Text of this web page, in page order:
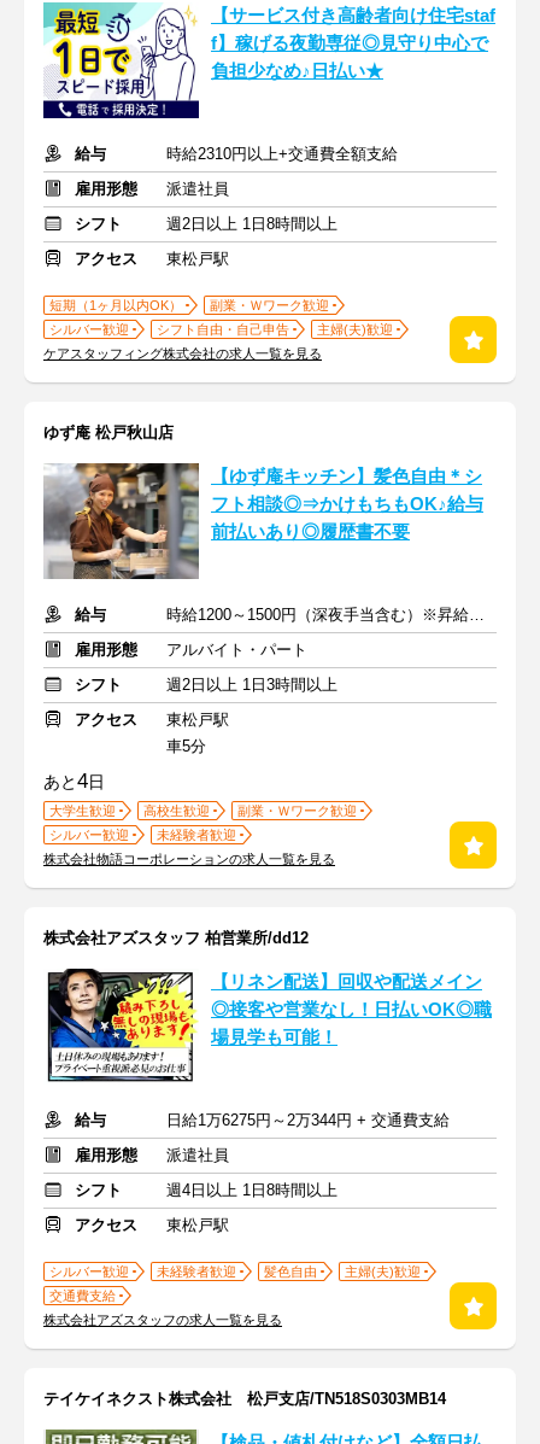
【サービス付き高齢者向け住宅staf
f】稼げる夜勤専従◎見守り中心で
負担少なめ♪日払い★
給与
時給2310円以上+交通費全額支給
雇用形態
派遣社員
シフト
週2日以上 1日8時間以上
アクセス
東松戸駅
短期（1ヶ月以内OK）
副業・Ｗワーク歓迎
シルバー歓迎
シフト自由・自己申告
主婦(夫)歓迎
ケアスタッフィング株式会社の求人一覧を見る
ゆず庵 松戸秋山店
【ゆず庵キッチン】髪色自由＊シ
フト相談◎⇒かけもちもOK♪給与
前払いあり◎履歴書不要
給与
時給1200～1500円（深夜手当含む）※昇給は随時あり
雇用形態
アルバイト・パート
シフト
週2日以上 1日3時間以上
アクセス
東松戸駅
車5分
あと4日
大学生歓迎 高校生歓迎
副業・Ｗワーク歓迎
シルバー歓迎
未経験者歓迎
株式会社物語コーポレーションの求人一覧を見る
株式会社アズスタッフ 柏営業所/dd12
【リネン配送】回収や配送メイン
◎接客や営業なし！日払いOK◎職
場見学も可能！
給与
日給1万6275円～2万344円 + 交通費支給
雇用形態
派遣社員
シフト
週4日以上 1日8時間以上
アクセス
東松戸駅
シルバー歓迎 未経験者歓迎 髪色自由
主婦(夫)歓迎
交通費支給
株式会社アズスタッフの求人一覧を見る
テイケイネクスト株式会社 松戸支店/TN518S0303MB14